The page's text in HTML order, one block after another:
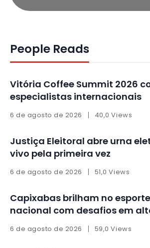
People Reads
Vitória Coffee Summit 2026
especialistas internacionais
6 de agosto de 2026 40,0 Views
Justiça Eleitoral abre urna
vivo pela primeira vez
6 de agosto de 2026 51,0 Views
Capixabas brilham no
nacional com desafios em
6 de agosto de 2026 59,0 Views